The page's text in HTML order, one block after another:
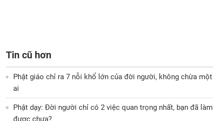
Tin cũ hơn
Phật giáo chỉ ra 7 nỗi khổ lớn của đời người, không chừa một
ai
Phật dạy: Đời người chỉ có 2 việc quan trọng nhất, bạn đã làm
được chưa?